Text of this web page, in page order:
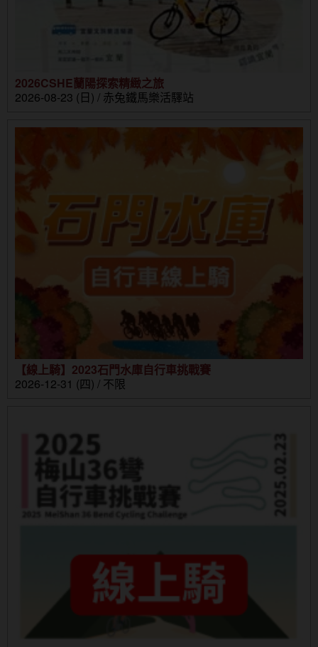
2026CSHE蘭陽探索精緻之旅
2026-08-23 (日) / 赤兔鐵馬樂活驛站
【線上騎】2023石門水庫自行車挑戰賽
2026-12-31 (四) / 不限